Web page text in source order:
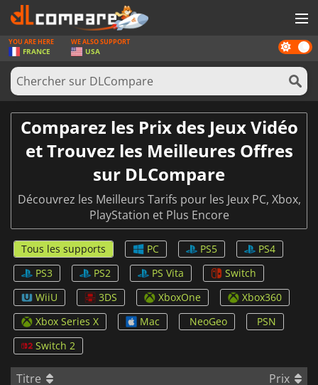
JEUX
CARTES PRÉPAYÉES
LOGICIELS
CONCOURS
SE CONNECTER OU S'INSCRIRE
Dark
mode
YOU ARE HERE
FRANCE
WE ALSO SUPPORT
USA
Comparez les Prix des Jeux Vidéo
et Trouvez les Meilleures Offres
sur DLCompare
Découvrez les Meilleurs Tarifs pour les Jeux PC, Xbox,
PlayStation et Plus Encore
Tous les supports PC PS5
PS4
PS3
PS2 PS Vita
Switch
WiiU
3DS XboxOne
Xbox360
Xbox Series X
Mac NeoGeo
PSN
Switch 2
Titre
Prix